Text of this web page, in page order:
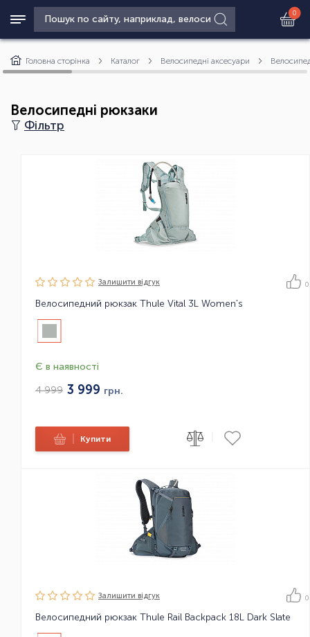
0
Головна сторінка Каталог Велосипедні аксесуари
Велосипедні рюкзаки
Фільтр
Залишити вiдгук 0
Велосипедний рюкзак Thule Vital 3L Women's
Є в наявності
4 999 3 999 грн.
Купити
Залишити вiдгук 0
Велосипедний рюкзак Thule Rail Backpack 18L Dark Slate